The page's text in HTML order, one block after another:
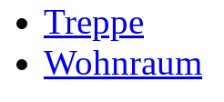
Treppe
Wohnraum